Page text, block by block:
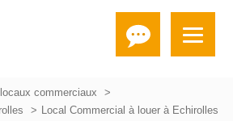
commerciaux
Local Commercial à louer à Echirolles